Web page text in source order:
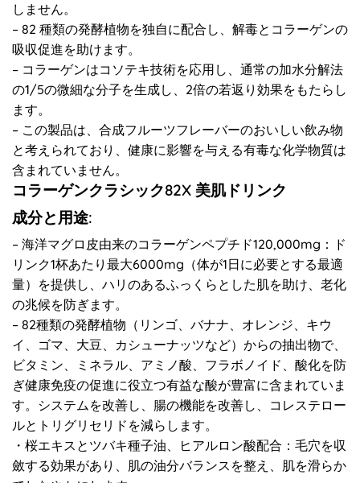
しません。
– 82 種類の発酵植物を独自に配合し、解毒とコラーゲンの
吸収促進を助けます。
– コラーゲンはコソテキ技術を応用し、通常の加水分解法
の1/5の微細な分子を生成し、2倍の若返り効果をもたらし
ます。
– この製品は、合成フルーツフレーバーのおいしい飲み物
と考えられており、健康に影響を与える有毒な化学物質は
含まれていません。
コラーゲンクラシック82X 美肌ドリンク
成分と用途:
– 海洋マグロ皮由来のコラーゲンペプチド120,000mg：ド
リンク1杯あたり最大6000mg（体が1日に必要とする最適
量）を提供し、ハリのあるふっくらとした肌を助け、老化
の兆候を防ぎます。
– 82種類の発酵植物（リンゴ、バナナ、オレンジ、キウ
イ、ゴマ、大豆、カシューナッツなど）からの抽出物で、
ビタミン、ミネラル、アミノ酸、フラボノイド、酸化を防
ぎ健康免疫の促進に役立つ有益な酸が豊富に含まれていま
す。システムを改善し、腸の機能を改善し、コレステロー
ルとトリグリセリドを減らします。
・桜エキスとツバキ種子油、ヒアルロン酸配合：毛穴を収
斂する効果があり、肌の油分バランスを整え、肌を滑らか